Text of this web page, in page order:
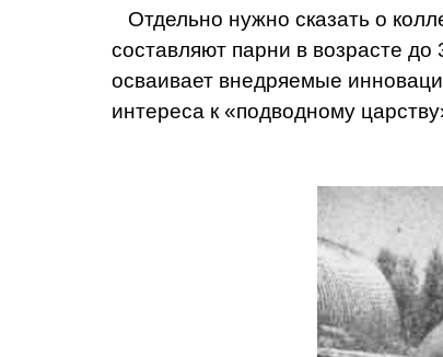
Отдельно нужно сказать о
составляют парни в возрасте
осваивает внедряе­мые
интереса к «под­водному